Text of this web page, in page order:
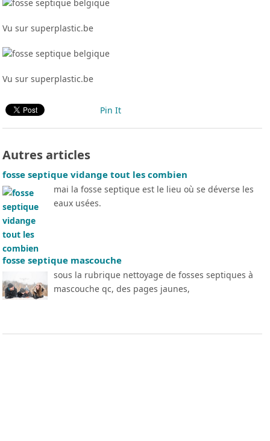
Vu sur superplastic.be
Vu sur superplastic.be
Pin It
Autres articles
fosse septique vidange tout les combien
mai la fosse septique est le lieu où se déverse les
eaux usées.
fosse septique mascouche
sous la rubrique nettoyage de fosses septiques à
mascouche qc, des pages jaunes,